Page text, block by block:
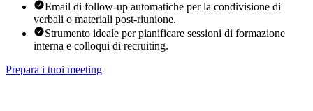
Email di follow-up automatiche per la condivisione di
verbali o materiali post-riunione.
Strumento ideale per pianificare sessioni di formazione
interna e colloqui di recruiting.
Prepara i tuoi meeting